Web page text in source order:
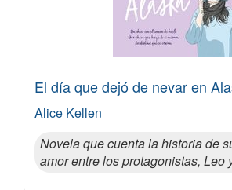
El día que dejó de nevar en
Alice Kellen
Novela que cuenta la historia de
amor entre los protagonistas, Leo